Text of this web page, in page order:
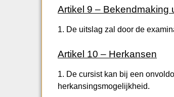
Artikel 9 – Bekendmaking
1. De uitslag zal door de
Artikel 10 – Herkansen
1. De cursist kan bij een
herkansingsmogelijkheid.